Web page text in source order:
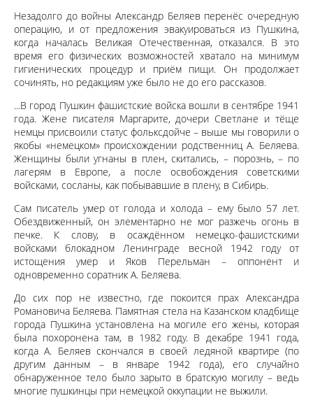
Незадолго до войны Александр Беляев перенёс очередную
операцию, и от предложения эвакуироваться из Пушкина,
когда началась Великая Отечественная, отказался. В это
время его физических возможностей хватало на минимум
гигиенических процедур и приём пищи. Он продолжает
сочинять, но редакциям уже было не до его рассказов.
...В город Пушкин фашистские войска вошли в сентябре 1941
года. Жене писателя Маргарите, дочери Светлане и тёще
немцы присвоили статус фольксдойче – выше мы говорили о
якобы «немецком» происхождении родственниц А. Беляева.
Женщины были угнаны в плен, скитались, – порознь, – по
лагерям в Европе, а после освобождения советскими
войсками, сосланы, как побывавшие в плену, в Сибирь.
Сам писатель умер от голода и холода – ему было 57 лет.
Обездвиженный, он элементарно не мог разжечь огонь в
печке. К слову, в осаждённом немецко-фашистскими
войсками блокадном Ленинграде весной 1942 году от
истощения умер и Яков Перельман – оппонент и
одновременно соратник А. Беляева.
До сих пор не известно, где покоится прах Александра
Романовича Беляева. Памятная стела на Казанском кладбище
города Пушкина установлена на могиле его жены, которая
была похоронена там, в 1982 году. В декабре 1941 года,
когда А. Беляев скончался в своей ледяной квартире (по
другим данным – в январе 1942 года), его случайно
обнаруженное тело было зарыто в братскую могилу – ведь
многие пушкинцы при немецкой оккупации не выжили.